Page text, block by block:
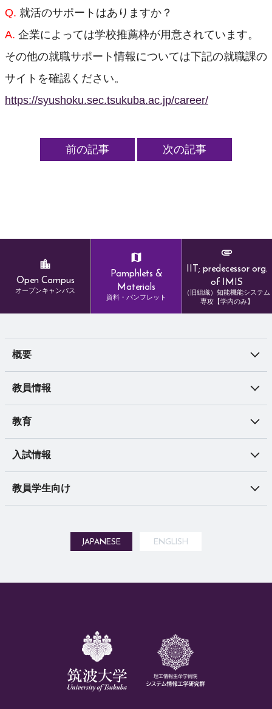
Q. 就活のサポートはありますか？
A. 企業によっては学校推薦枠が用意されています。
その他の就職サポート情報については下記の就職課の
サイトを確認ください。
https://syushoku.sec.tsukuba.ac.jp/career/
前の記事 次の記事
Open Campus
オープンキャンパス
Pamphlets &
Materials
資料・パンフレット
IIT; predecessor org.
of IMIS
（旧組織）知能機能システム
専攻【学内のみ】
概要
教員情報
教育
入試情報
教員学生向け
JAPANESE ENGLISH